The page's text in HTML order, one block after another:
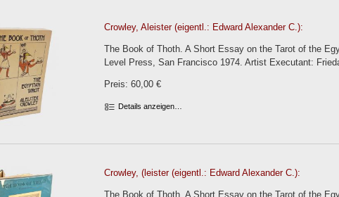
Crowley, Aleister (eigentl.: Edward Alexander C.):
The Book of Thoth. A Short Essay on the Tarot of the
Level Press, San Francisco 1974. Artist Executant:
Preis: 60,00 €
Details anzeigen…
Crowley, (leister (eigentl.: Edward Alexander C.):
The Book of Thoth. A Short Essay on the Tarot of the